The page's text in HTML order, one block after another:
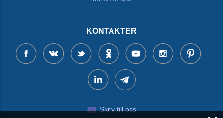
KONTAKTER
Skriv till oss